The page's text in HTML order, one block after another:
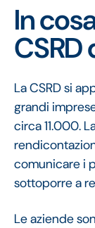
In
CSRD
La CSRD si
grandi
circa 11.000.
comunicare i
sottoporre a
Le aziende